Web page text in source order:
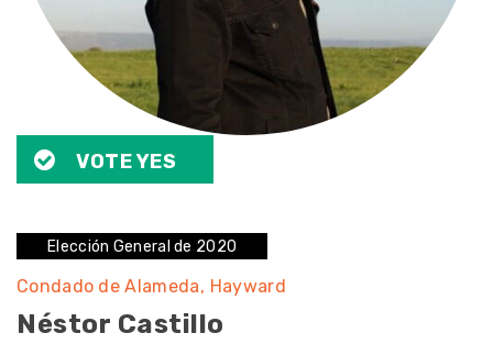
VOTE YES
Elección General de 2020
Condado de Alameda Hayward
Néstor Castillo